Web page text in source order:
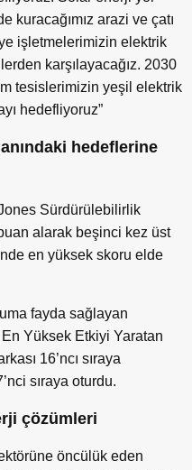
kuracağımız arazi ve çatı
işletmelerimizin elektrik
karşılayacağız. 2030
tesislerimizin yeşil elektrik
hedefliyoruz”
hedeflerine
Sürdürülebilirlik
alarak beşinci kez üst
en yüksek skoru elde
fayda sağlayan
En Yüksek Etkiyi Yaratan
16’ncı sıraya
sıraya oturdu.
çözümleri
öncülük eden